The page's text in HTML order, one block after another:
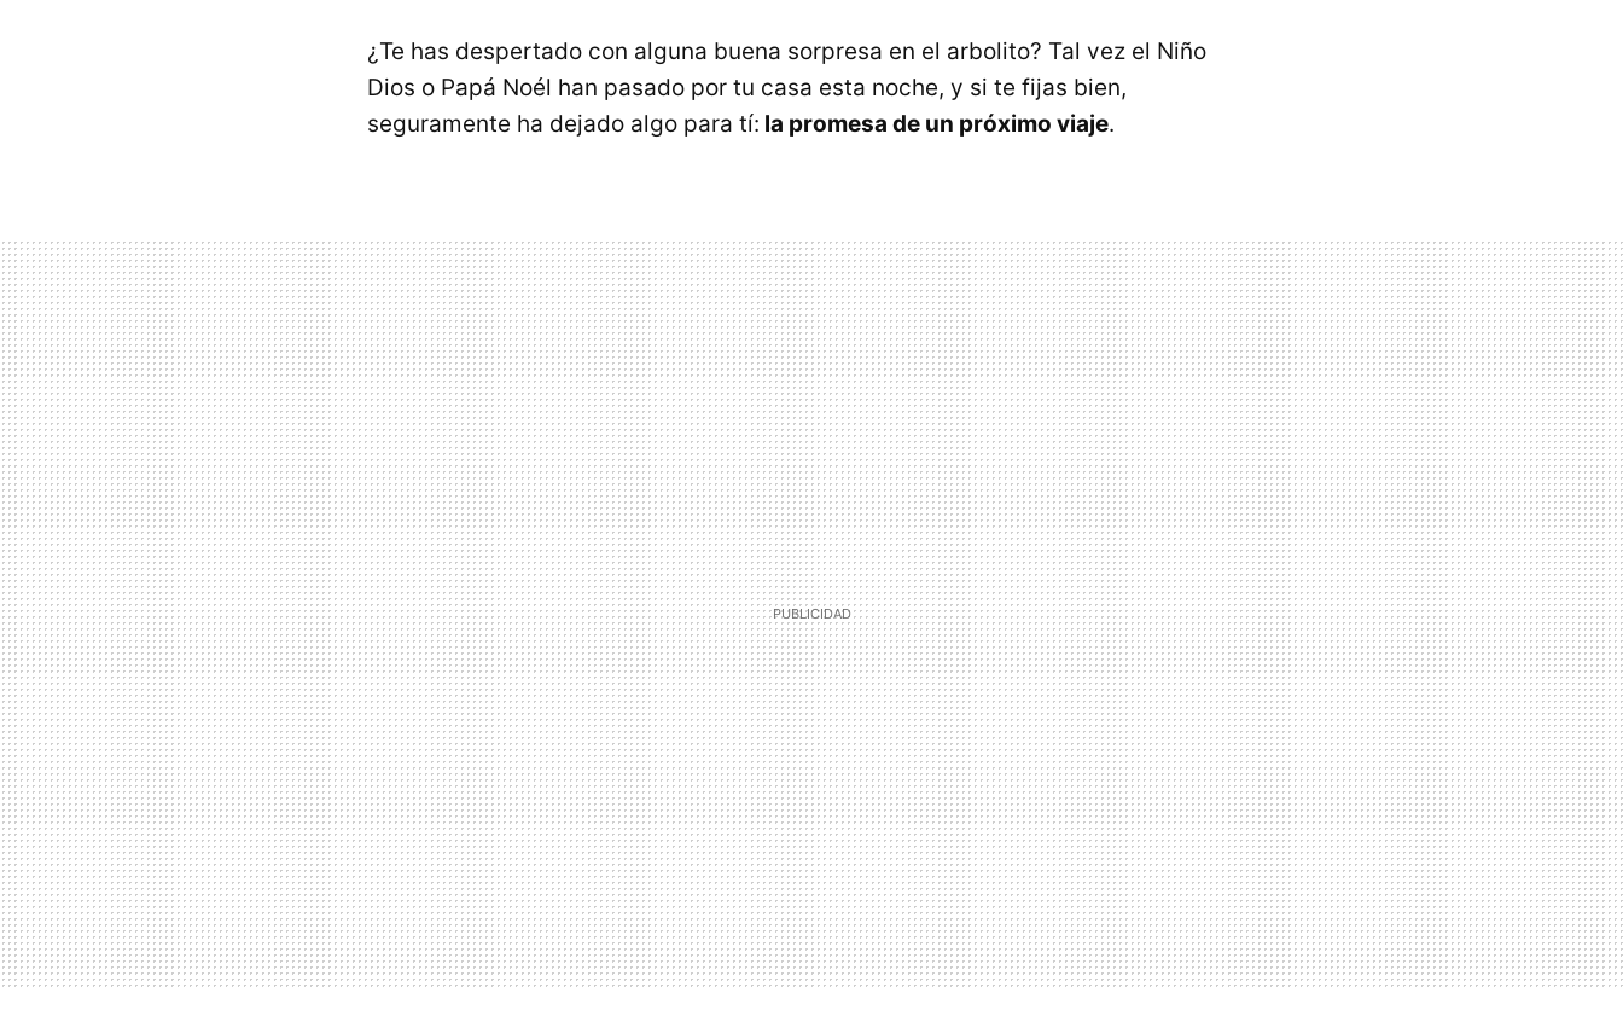
¿Te has despertado con alguna buena sorpresa en el arbolito? Tal vez el Niño
Dios o Papá Noél han pasado por tu casa esta noche, y si te fijas bien,
seguramente ha dejado algo para tí: la promesa de un próximo viaje.